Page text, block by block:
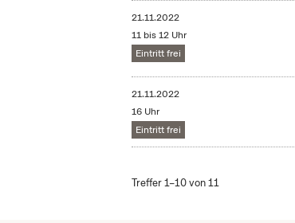
21.11.2022
11 bis 12 Uhr
Eintritt frei
21.11.2022
16 Uhr
Eintritt frei
Treffer 1–10 von 11